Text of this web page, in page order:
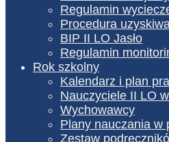
Regulamin
Procedura
BIP II LO Jasło
Regulamin
Rok szkolny
Kalendarz i plan
Nauczyciele II LO
Wychowawcy
Plany nauczania w
Zestaw